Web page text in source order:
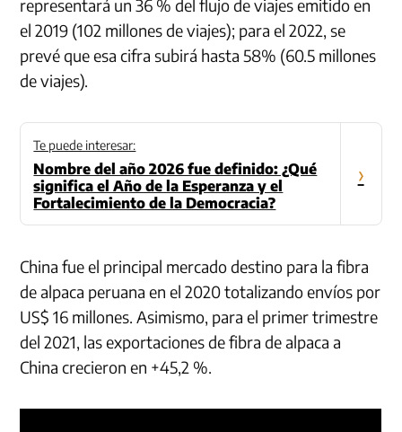
representará un 36 % del flujo de viajes emitido en
el 2019 (102 millones de viajes); para el 2022, se
prevé que esa cifra subirá hasta 58% (60.5 millones
de viajes).
Te puede interesar:
Nombre del año 2026 fue definido: ¿Qué
significa el Año de la Esperanza y el
Fortalecimiento de la Democracia?
›
China fue el principal mercado destino para la fibra
de alpaca peruana en el 2020 totalizando envíos por
US$ 16 millones. Asimismo, para el primer trimestre
del 2021, las exportaciones de fibra de alpaca a
China crecieron en +45,2 %.